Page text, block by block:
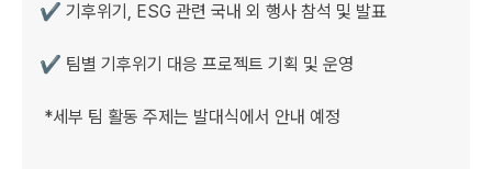
✔️ 기후위기, ESG 관련 국내 외 행사 참석 및 발표
✔️ 팀별 기후위기 대응 프로젝트 기획 및 운영